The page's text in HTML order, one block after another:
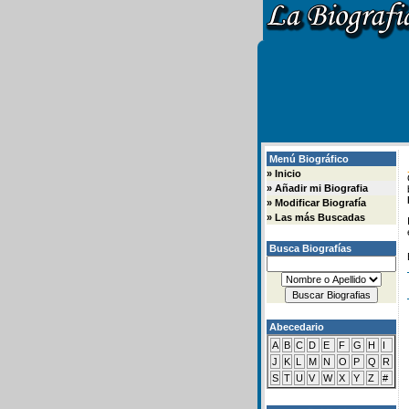
Menú Biográfico
» Inicio
» Añadir mi Biografia
» Modificar Biografía
» Las más Buscadas
Busca Biografías
Abecedario
A B C D E F G H
I
J
K L M N O P Q
R
S T U V W X Y Z #